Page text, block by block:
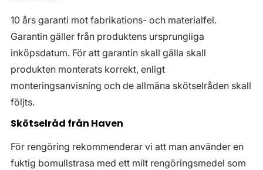
10 års garanti mot fabrikations- och materialfel.
Garantin gäller från produktens ursprungliga
inköpsdatum. För att garantin skall gälla skall
produkten monterats korrekt, enligt
monteringsanvisning och de allmäna skötselråden skall
följts.
Skötselråd från Haven
För rengöring rekommenderar vi att man använder en
fuktig bomullstrasa med ett milt rengöringsmedel som